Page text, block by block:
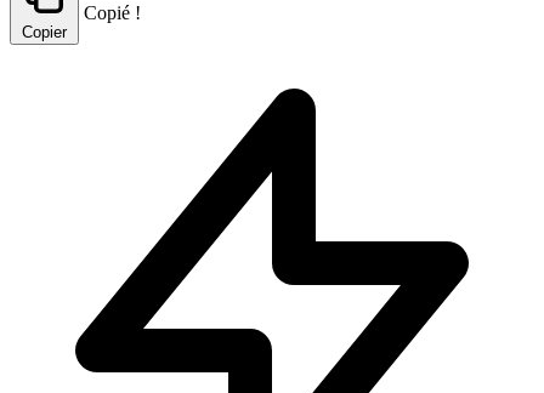
Copier
Copié !